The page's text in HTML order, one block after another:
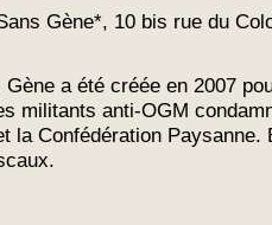
Gène*, 10 bis rue du
Gène a été créée en 2007
militants anti-OGM
la Confédération